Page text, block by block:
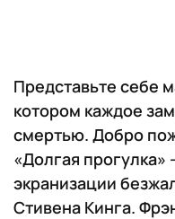
Представьте себе
котором каждое
смертью. Добро
«Долгая
экранизации
Стивена Кинга.